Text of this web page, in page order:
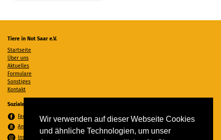
Wir verwenden auf dieser Webseite Cookies
und ähnliche Technologien, um unser
Tiere in Not Saar e.V.
Startseite
Über uns
Aktuelles
Formulare
Sonstiges
Kontakt
Soziale Medien
Facebook
Amazon Wunschzettel
Instagram